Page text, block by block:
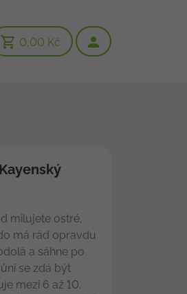
0,00 Kč
milujete ostré,
má rád opravdu
a sáhne po
se zdá být
mezi 6 až 10.